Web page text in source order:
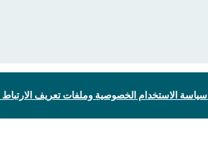
سياسة الاستخدام الخصوصية وملفات تعريف الارتباط